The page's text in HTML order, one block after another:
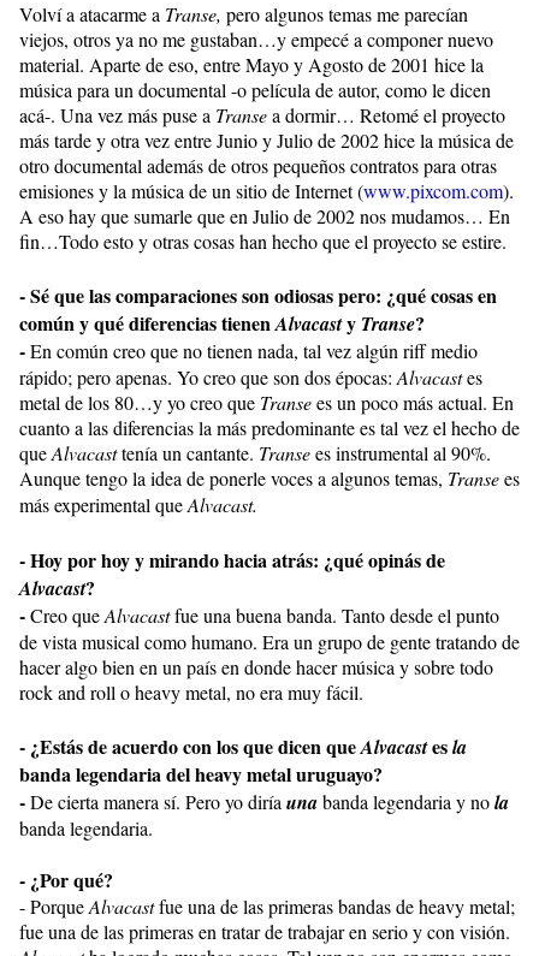
Volví a atacarme a Transe, pero algunos temas me parecían
viejos, otros ya no me gustaban…y empecé a componer nuevo
material. Aparte de eso, entre Mayo y Agosto de 2001 hice la
música para un documental -o película de autor, como le dicen
acá-. Una vez más puse a Transea dormir… Retomé el proyecto
más tarde y otra vez entre Junio y Julio de 2002 hice la música de
otro documental además de otros pequeños contratos para otras
emisiones y la música de un sitio de Internet (www.pixcom.com).
A eso hay que sumarle que en Julio de 2002 nos mudamos… En
fin…Todo esto y otras cosas han hecho que el proyecto se estire.
- Sé que las comparaciones son odiosas pero: ¿qué cosas en
común y qué diferencias tienenAlvacasty Transe?
-En común creo que no tienen nada, tal vez algún riff medio
rápido; pero apenas. Yo creo que son dos épocas:Alvacastes
metal de los 80…y yo creo que Transees un poco más actual. En
cuanto a las diferencias la más predominante es tal vez el hecho de
queAlvacasttenía un cantante. Transees instrumental al 90%.
Aunque tengo la idea de ponerle voces a algunos temas, Transees
más experimental queAlvacast.
- Hoy por hoy y mirando hacia atrás: ¿qué opinás de
Alvacast?
-Creo queAlvacastfue una buena banda. Tanto desde el punto
de vista musical como humano. Era un grupo de gente tratando de
hacer algo bien en un país en donde hacer música y sobre todo
rock and roll o heavy metal, no era muy fácil.
- ¿Estás de acuerdo con los que dicen queAlvacastesla
banda legendaria del heavy metal uruguayo?
-De cierta manera sí. Pero yo diríaunabanda legendaria y nola
banda legendaria.
- ¿Por qué?
- PorqueAlvacastfue una de las primeras bandas de heavy metal;
fue una de las primeras en tratar de trabajar en serio y con visión.